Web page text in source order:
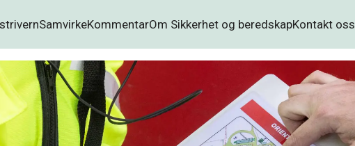
SamvirkeKommentarOm Sikkerhet og beredskapKontakt oss